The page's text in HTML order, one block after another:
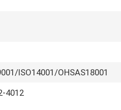
ISO14001/OHSAS18001
4012